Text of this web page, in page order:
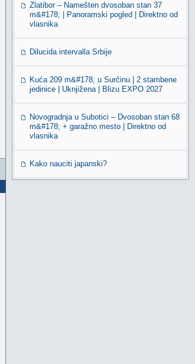
Zlatibor – Namešten dvosoban stan 37
m&#178; | Panoramski pogled | Direktno od
vlasnika
Dilucida intervalla Srbije
Kuća 209 m&#178; u Surčinu | 2 stambene
jedinice | Uknjižena | Blizu EXPO 2027
Novogradnja u Subotici – Dvosoban stan 68
m&#178; + garažno mesto | Direktno od
vlasnika
Kako nauciti japanski?